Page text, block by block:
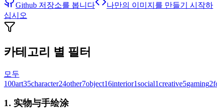
Github 저장소를 봅니다
나만의 이미지를 만들기 시작하
십시오
카테고리 별 필터
모두
100art35character24other7object16interior1social1creative5gaming2
1. 实物与手绘涂